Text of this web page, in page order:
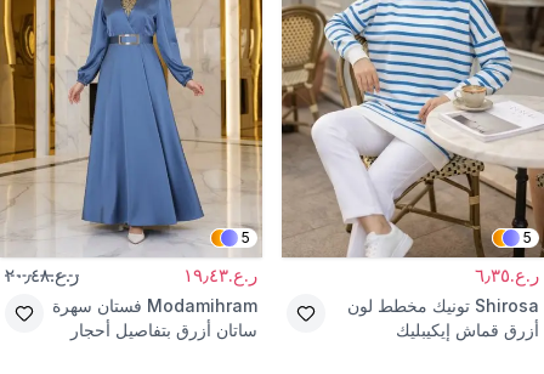
5
ر.ع.٦٫٣٥
Shirosa تونيك مخطط لون
أزرق قماش إيكيبليك
5
ر.ع.١٩٫٤٣ ر.ع.٢٠٫٤٨
Modamihram فستان سهرة
ساتان أزرق بتفاصيل أحجار